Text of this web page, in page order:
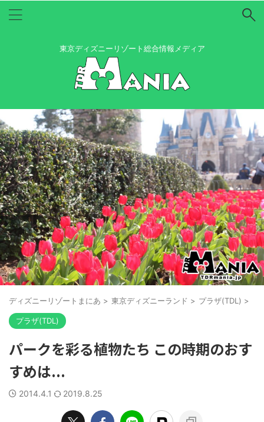
東京ディズニーリゾート総合情報メディア
ディズニーリゾートまにあ > 東京ディズニーランド > プラザ(TDL) >
プラザ(TDL)
パークを彩る植物たち この時期のおす
すめは...
2014.4.1 2019.8.25